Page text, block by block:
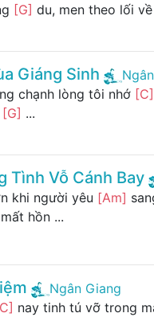
[G] du, men theo lối
Giáng Sinh
chạnh lòng tôi nhớ [C]
[G] ...
Tình Vỗ Cánh Bay
khi người yêu [Am]
hồn ...
Ngân Giang
nay tinh tú vỡ trong